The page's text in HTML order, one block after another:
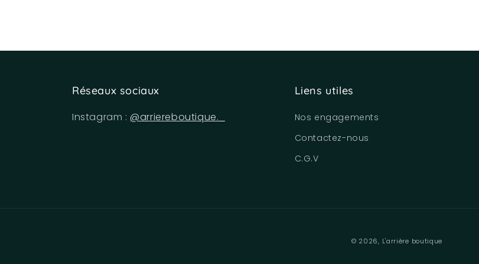
Réseaux sociaux
Instagram :@arriereboutique._
Liens utiles
Nos engagements
Contactez-nous
C.G.V
© 2026, L'arrière boutique